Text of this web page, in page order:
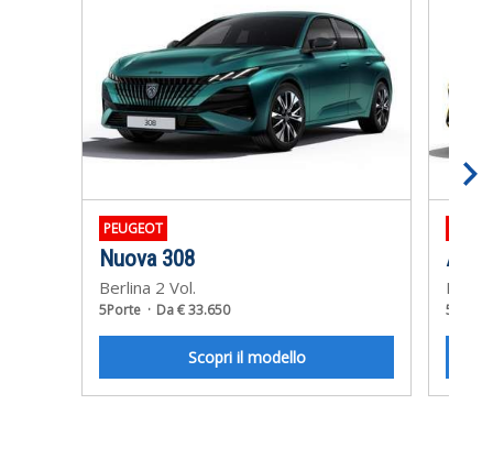
PEUGEOT
Nuova 308
Berlina 2 Vol.
5Porte Da € 33.650
Scopri il modello
5Porte